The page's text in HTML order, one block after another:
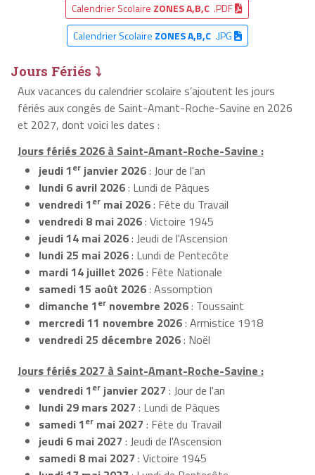
Calendrier Scolaire ZONES A,B,C .PDF
Calendrier Scolaire ZONES A,B,C.JPG
Jours Fériés ⤵
Aux vacances du calendrier scolaire s’ajoutent les jours
fériés aux congés de Saint-Amant-Roche-Savine en 2026
et 2027, dont voici les dates :
Jours fériés 2026 à Saint-Amant-Roche-Savine :
jeudi 1er janvier 2026: Jour de l'an
lundi 6 avril 2026: Lundi de Pâques
vendredi 1er mai 2026: Fête du Travail
vendredi 8 mai 2026: Victoire 1945
jeudi 14 mai 2026: Jeudi de l'Ascension
lundi 25 mai 2026: Lundi de Pentecôte
mardi 14 juillet 2026: Fête Nationale
samedi 15 août 2026: Assomption
dimanche 1er novembre 2026: Toussaint
mercredi 11 novembre 2026: Armistice 1918
vendredi 25 décembre 2026: Noël
Jours fériés 2027 à Saint-Amant-Roche-Savine :
vendredi 1er janvier 2027: Jour de l'an
lundi 29 mars 2027: Lundi de Pâques
samedi 1er mai 2027: Fête du Travail
jeudi 6 mai 2027: Jeudi de l'Ascension
samedi 8 mai 2027: Victoire 1945